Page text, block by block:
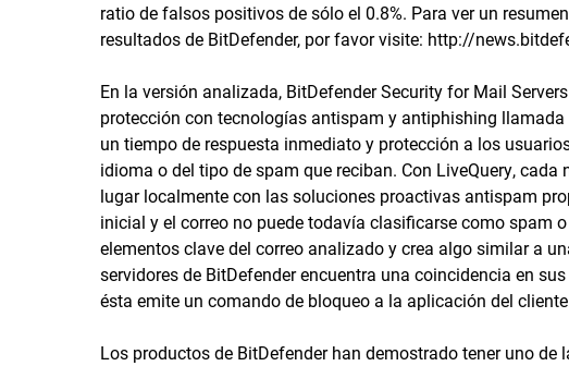
ratio de falsos positivos de sólo el 0.8%. Para ver un
resultados de BitDefender, por favor visite: http://
En la versión analizada, BitDefender Security for Mail
protección con tecnologías antispam y antiphishing
un tiempo de respuesta inmediato y protección a los
idioma o del tipo de spam que reciban. Con LiveQuery,
lugar localmente con las soluciones proactivas antispam
inicial y el correo no puede todavía clasificarse como spam
elementos clave del correo analizado y crea algo similar a
servidores de BitDefender encuentra una coincidencia en sus
ésta emite un comando de bloqueo a la aplicación del
Los productos de BitDefender han demostrado tener uno